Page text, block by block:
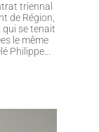
triennal
de Région,
qui se tenait
le même
Philippe...